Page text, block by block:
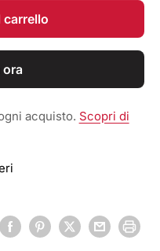
acquisto. Scopri di